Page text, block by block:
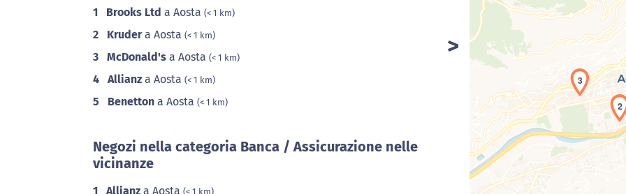
1 Brooks Ltd a Aosta (< 1 km)
2 Krudera Aosta (< 1 km)
3 McDonald's a Aosta (< 1 km)
4 Allianz a Aosta (< 1 km)
5 Benetton a Aosta (< 1 km)
Negozi nella categoria Banca / Assicurazione nelle
vicinanze
1 Allianz a Aosta (< 1 km)
2
3